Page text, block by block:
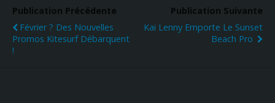
Publication Précédente
Février ? Des Nouvelles
Promos Kitesurf Débarquent
!
Publication Suivante
Kai Lenny Emporte Le Sunset
Beach Pro